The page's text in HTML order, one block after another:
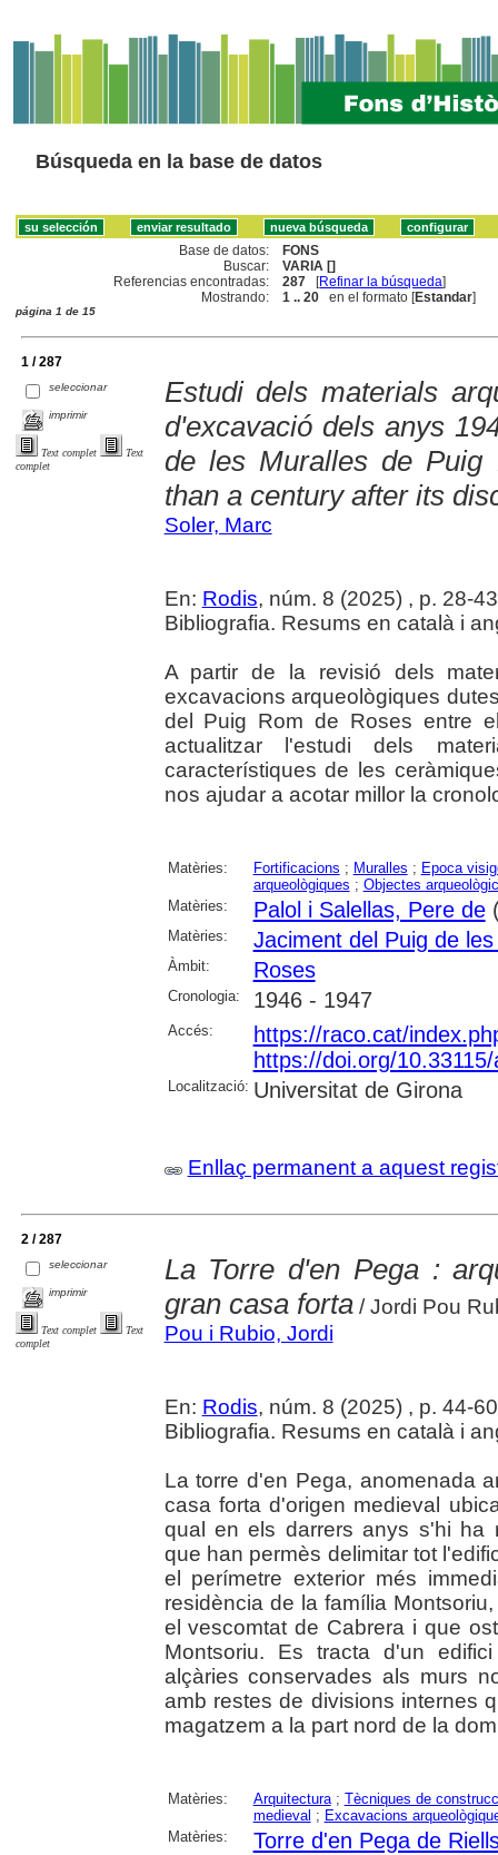
Búsqueda en la base de datos
Base de datos:
FONS
Buscar:
VARIA []
Referencias encontradas:
287 [Refinar la búsqueda]
Mostrando:
1 .. 20 en el formato [Estandar]
página 1 de 15
1 / 287
seleccionar
imprimir
Text complet
Text
complet
Estudi dels materials
d'excavació dels anys
de les Muralles de
than a century after its
Soler, Marc
En: Rodis, núm. 8 (2025) , p. 28-
Bibliografia. Resums en català i
A partir de la revisió dels
excavacions arqueològiques
del Puig Rom de Roses entre
actualitzar l'estudi dels
característiques de les
nos ajudar a acotar millor la
Matèries: Fortificacions ; Muralles ; Epoca
arqueològiques ; Objectes
Matèries:
Palol i Salellas, Pere de
Matèries: Jaciment del Puig de
Àmbit: Roses
Cronologia: 1946 - 1947
Accés:
https://raco.cat/
https://doi.org/
Localització: Universitat de Girona
Enllaç permanent a aquest
2 / 287
seleccionar
imprimir
Text complet
Text
complet
La Torre d'en Pega :
gran casa forta/ Jordi Pou
Pou i Rubio, Jordi
En: Rodis, núm. 8 (2025) , p. 44-
Bibliografia. Resums en català i
La torre d'en Pega, anomenada
casa forta d'origen medieval
qual en els darrers anys s'hi ha
que han permès delimitar tot
el perímetre exterior més
residència de la família
el vescomtat de Cabrera i que
Montsoriu. Es tracta d'un
alçàries conservades als murs
amb restes de divisions internes
magatzem a la part nord de la
Matèries: Arquitectura; Tècniques de
medieval ; Excavacions
Matèries:
Torre d'en Pega de